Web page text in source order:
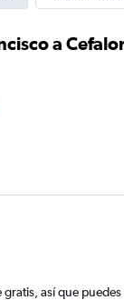
a
así que puedes